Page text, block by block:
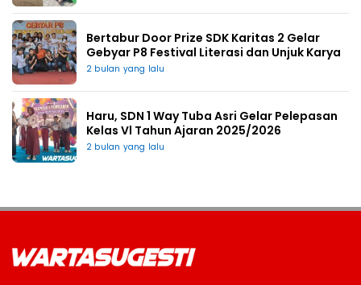
Bertabur Door Prize SDK Karitas 2 Gelar
Gebyar P8 Festival Literasi dan Unjuk Karya
2 bulan yang lalu
Haru, SDN 1 Way Tuba Asri Gelar Pelepasan
Kelas Vl Tahun Ajaran 2025/2026
2 bulan yang lalu